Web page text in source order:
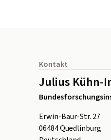
Kontakt
Julius Kühn-
Erwin-Baur-Str. 27
06484Quedlinburg